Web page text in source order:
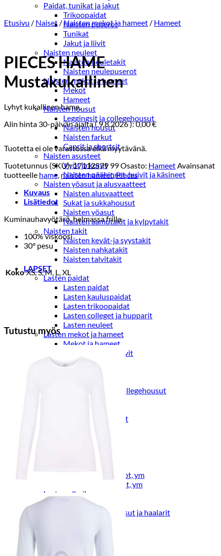
Paidat, tunikat ja jakut
Trikoopaidat
Naisten puserot
Tunikat
Jakut ja liivit
Naisten neuleet
Naisten neuletakit
Naisten neulepuserot
Naisten mekot ja hameet
Mekot
Hameet
Naisten housut
Leggingsit ja collegehousut
Naisten housut
Naisten farkut
Caprit ja shortsit
Naisten asusteet
Vyöt ja korut
Naisten päähineet, huivit ja käsineet
Naisten yöasut ja alusvaatteet
Naisten alusvaatteet
Sukat ja sukkahousut
Naisten yöasut
Naisten aamutakit ja kylpytakit
Naisten takit
Naisten kevät-ja syystakit
Naisten nahkatakit
Naisten talvitakit
LAPSET
Lasten paidat
Lasten paidat
Lasten kauluspaidat
Lasten trikoopaidat
Lasten colleget ja hupparit
Lasten neuleet
Lasten mekot ja hameet
Mekot ja hameet
Lasten puvut,bleiserit,liivit
Liivit
Lasten trikoo-ja collegehousut
Lasten juhlahousut
Vyöt, käsineet,pipot, ym
Sukat, sukkahousut, ym
Lasten ulkoilu
Lasten takit
Ulkoilupuvut, housut ja haalarit
Kirjaudu
Etusivu / Naiset /Naisten mekot ja hameet / Hameet
PIECES HAME
Mustakukallinen
Lyhyt kukallinen hame.
Alin hinta 30-päivän ajalta (9.8.2026):0,00€
Tuotetta ei ole varastossa eikä myytävänä.
Tuotetunnus (SKU):17112579 99Osasto: HameetAvainsanat
tuotteelle hame, naisten hameet,Pieces
Kuvaus
Lisätiedot
Kuminauhavyötärö, helmassa frilla.
100% viskoosi
30° pesu
Koko XS, S, M, L, XL
Tutustu myös